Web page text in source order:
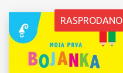
RASPRODANO